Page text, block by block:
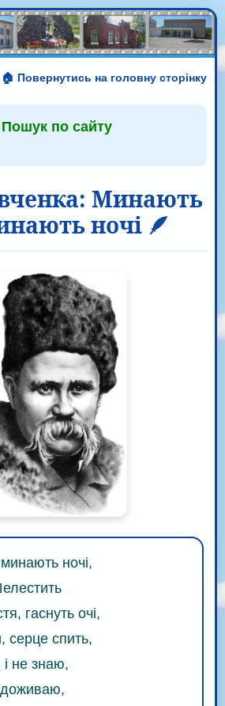
🏠 Повернутись на головну сторінку
Пошук по сайту
Минають
ночі 🪶
ночі,
гаснуть очі,
серце спить,
і не знаю,